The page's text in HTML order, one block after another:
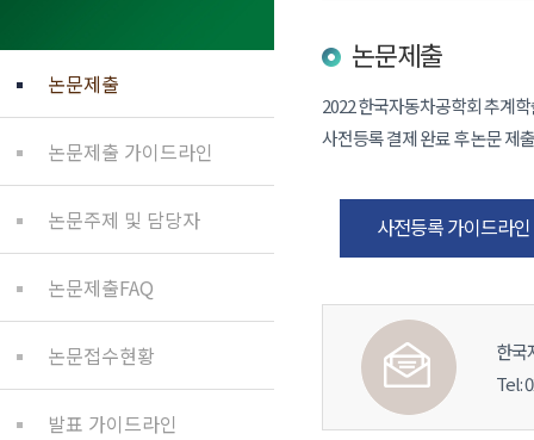
논문제출
논문제출 가이드라인
논문주제 및 담당자
논문제출FAQ
논문접수현황
발표 가이드라인
논문제출
2022 한국자동차공학회 추계
사전등록 결제 완료 후 논문 제
사전등록 가이드라인
한국
Tel: